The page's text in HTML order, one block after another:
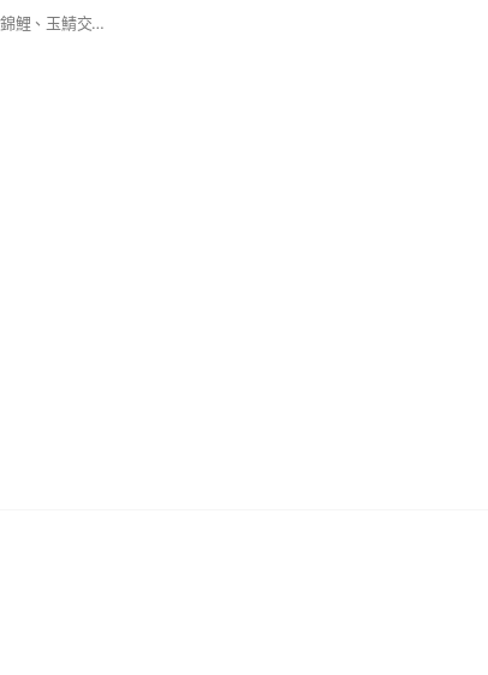
#錦鯉、玉鯖交流…台灣自產錦鯉、玉鯖交流…玉鯖金魚繁殖..錦鯉繁殖…